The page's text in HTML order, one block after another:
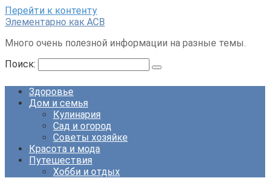
Перейти к контенту
Элементарно как ACB
Много очень полезной информации на разные темы.
Поиск:
Здоровье
Дом и семья
Кулинария
Сад и огород
Советы хозяйке
Красота и мода
Путешествия
Хобби и отдых